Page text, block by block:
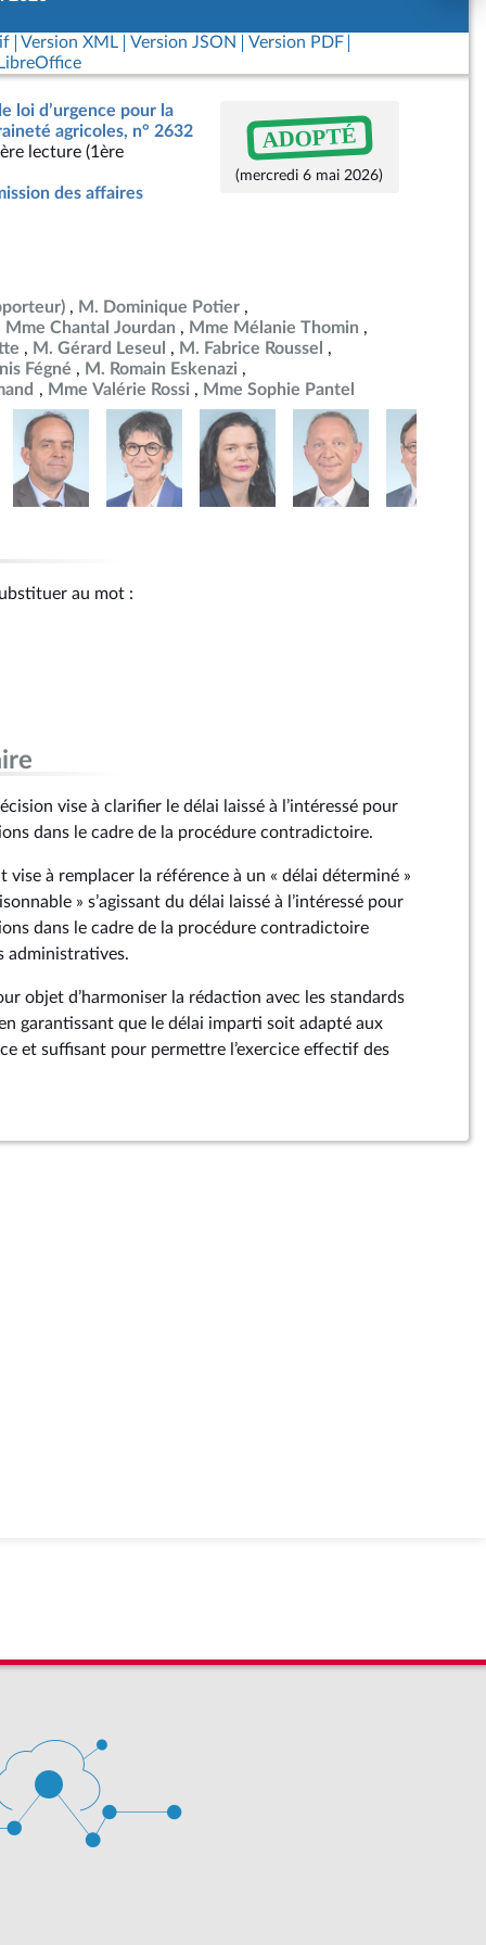
Version XML Version JSON
Version PDF
loi d’urgence pour la
agricoles, n° 2632
lecture (1ère
des affaires
ADOPTÉ
(mercredi 6 mai 2026)
M. Dominique Potier
Mme Chantal Jourdan
Mme Mélanie Thomin
M. Gérard Leseul
M. Fabrice Roussel
Fégné
M. Romain Eskenazi
Mme Valérie Rossi Mme Sophie Pantel
au mot :
vise à clarifier le délai laissé à l’intéressé pour
dans le cadre de la procédure contradictoire.
vise à remplacer la référence à un « délai déterminé »
» s’agissant du délai laissé à l’intéressé pour
dans le cadre de la procédure contradictoire
administratives.
objet d’harmoniser la rédaction avec les standards
garantissant que le délai imparti soit adapté aux
et suffisant pour permettre l’exercice effectif des